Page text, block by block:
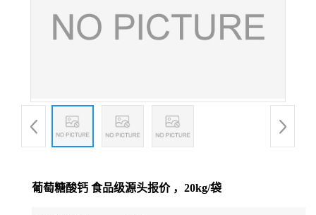
葡萄糖酸钙 食品级源头报价 ，20kg/袋